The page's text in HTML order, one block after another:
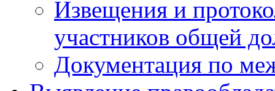
Извещения и
участников общей
Документация по